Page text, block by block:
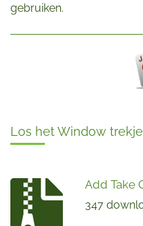
gebruiken.
Los het Window
Add Take
347